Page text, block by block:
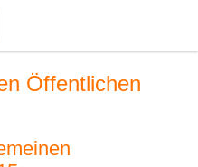
Öffentlichen